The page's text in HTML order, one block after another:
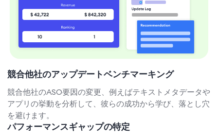
競合他社のアップデートベンチマーキング
競合他社のASO要因の変更、例えばテキストメタデータや
アプリの挙動を分析して、彼らの成功から学び、落とし穴
を避けます。
パフォーマンスギャップの特定